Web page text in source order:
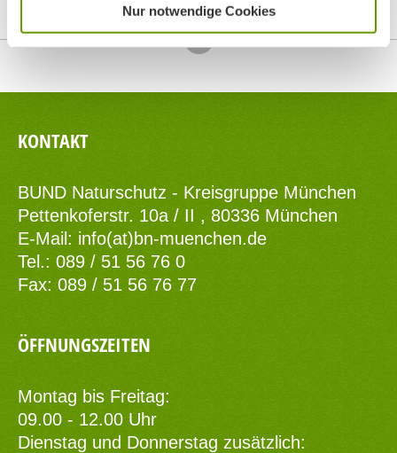
Nur notwendige Cookies
Top
KONTAKT
BUND Naturschutz - Kreisgruppe München
Pettenkoferstr. 10a / II , 80336 München
E-Mail: info(at)bn-muenchen.de
Tel.: 089 / 51 56 76 0
Fax: 089 / 51 56 76 77
ÖFFNUNGSZEITEN
Montag bis Freitag:
09.00 - 12.00 Uhr
Dienstag und Donnerstag zusätzlich: